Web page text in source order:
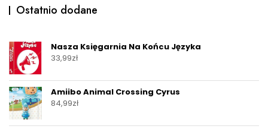
Ostatnio dodane
Nasza Księgarnia Na Końcu Języka
33,99zł
Amiibo Animal Crossing Cyrus
84,99zł